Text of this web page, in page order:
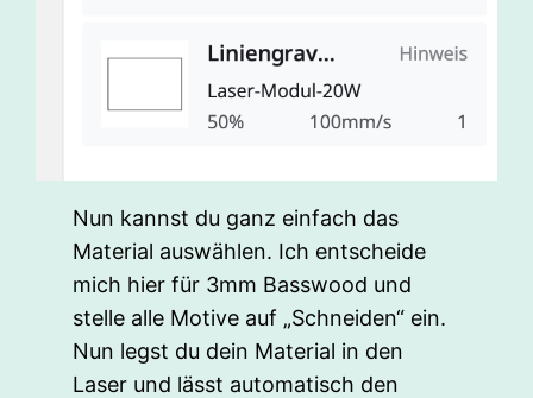
Nun kannst du ganz einfach das
Material auswählen. Ich entscheide
mich hier für 3mm Basswood und
stelle alle Motive auf „Schneiden“ ein.
Nun legst du dein Material in den
Laser und lässt automatisch den